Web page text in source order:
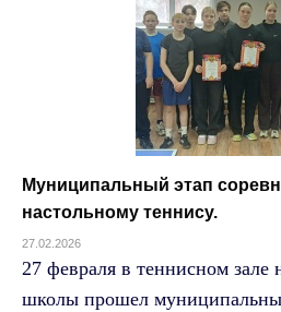
Муниципальный этап
настольному теннису.
27.02.2026
27 февраля в теннисном зале
школы прошел